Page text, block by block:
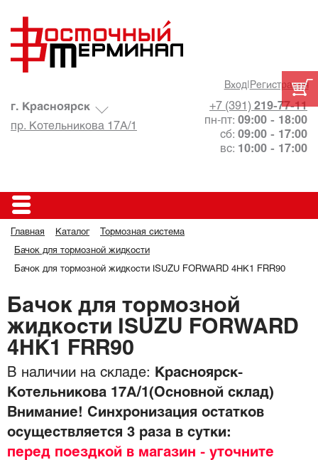
Вход| Регистрация
+7 (391) 219-77-11
пн-пт: 09:00 - 18:00
сб: 09:00 - 17:00
вс: 10:00 - 17:00
г. Красноярск
пр. Котельникова 17А/1
Главная Каталог Тормозная система
Бачок для тормозной жидкости
Бачок для тормозной жидкости ISUZU FORWARD 4HK1 FRR90
Бачок для тормозной
жидкости ISUZU FORWARD
4HK1 FRR90
В наличии на складе:
Красноярск-
Котельникова 17А/1(Основной склад)
Внимание! Синхронизация остатков
осуществляется 3 раза в сутки:
перед поездкой в магазин - уточните